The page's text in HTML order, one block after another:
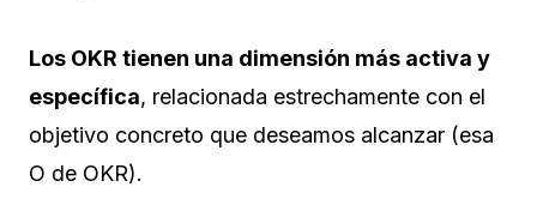
Los OKR tienen una dimensión más activa y
específica, relacionada estrechamente con el
objetivo concreto que deseamos alcanzar (esa
O de OKR).